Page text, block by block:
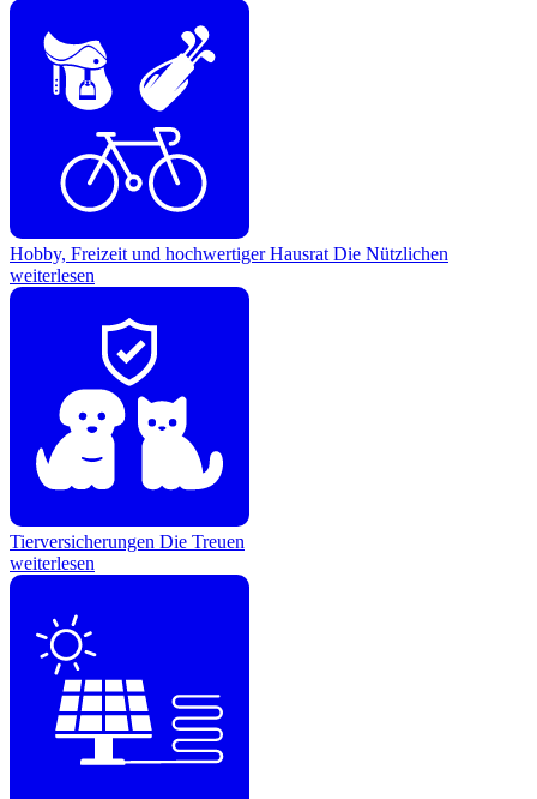
Hobby, Freizeit und hochwertiger Hausrat Die Nützlichen
weiterlesen
Tierversicherungen Die Treuen
weiterlesen